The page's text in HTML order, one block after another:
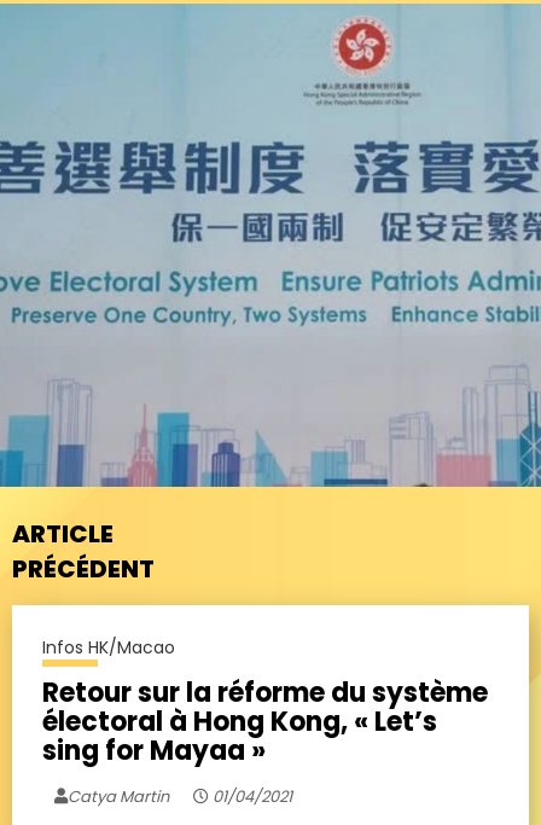
ARTICLE
PRÉCÉDENT
Infos HK/Macao
Retour sur la réforme du système
électoral à Hong Kong, « Let’s
sing for Mayaa »
Catya Martin 01/04/2021